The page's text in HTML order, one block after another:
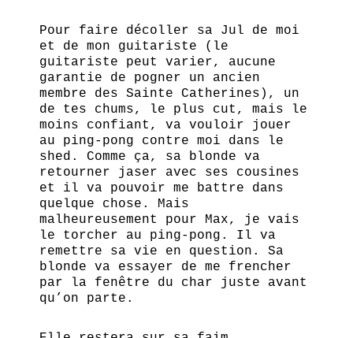
Pour faire décoller sa Jul de moi
et de mon guitariste (le
guitariste peut varier, aucune
garantie de pogner un ancien
membre des Sainte Catherines), un
de tes chums, le plus cut, mais le
moins confiant, va vouloir jouer
au ping-pong contre moi dans le
shed. Comme ça, sa blonde va
retourner jaser avec ses cousines
et il va pouvoir me battre dans
quelque chose. Mais
malheureusement pour Max, je vais
le torcher au ping-pong. Il va
remettre sa vie en question. Sa
blonde va essayer de me frencher
par la fenêtre du char juste avant
qu’on parte.